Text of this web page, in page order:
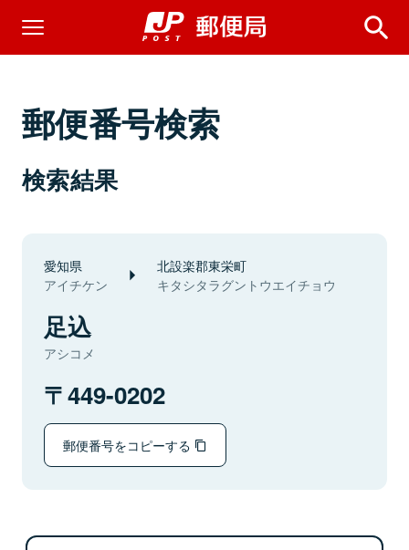
郵便番号検索
検索結果
愛知県
アイチケン
北設楽郡東栄町
キタシタラグントウエイチョウ
足込
アシコメ
449-0202
郵便番号をコピーする